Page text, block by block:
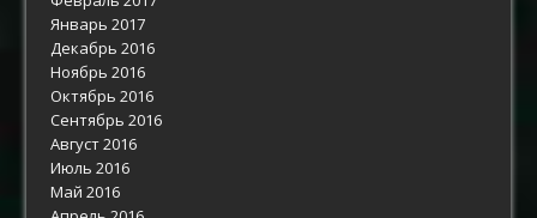
Январь 2017
Декабрь 2016
Ноябрь 2016
Октябрь 2016
Сентябрь 2016
Август 2016
Июль 2016
Май 2016